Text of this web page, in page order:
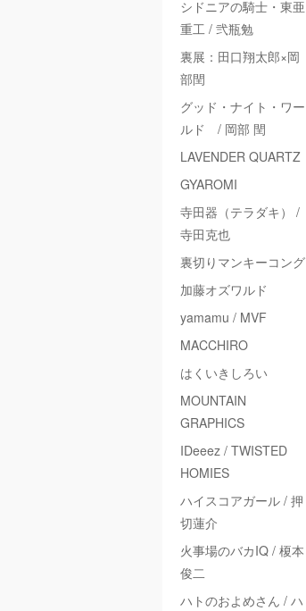
シドニアの騎士・東亜
重工 / 弐瓶勉
裏展：田口翔太郎×岡
部閏
グッド・ナイト・ワー
ルド / 岡部 閏
LAVENDER QUARTZ
GYAROMI
寺田器（テラダキ） /
寺田克也
裏切りマンキーコング
加藤オズワルド
yamamu / MVF
MACCHIRO
はくいきしろい
MOUNTAIN
GRAPHICS
IDeeez / TWISTED
HOMIES
ハイスコアガール / 押
切蓮介
火事場のバカIQ / 榎本
俊二
ハトのおよめさん / ハ